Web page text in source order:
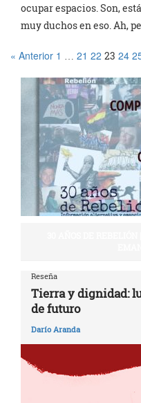
ocupar espacios. Son,
muy duchos en eso. Ah,
« Anterior 1 21 22 23 24
Reseña
Tierra y dignidad:
de futuro
Darío Aranda